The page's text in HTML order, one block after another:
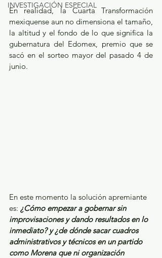
INVESTIGACIÓN ESPECIAL
En realidad, la Cuarta Transformación
mexiquense aun no dimensiona el tamaño,
la altitud y el fondo de lo que significa la
gubernatura del Edomex, premio que se
sacó en el sorteo mayor del pasado 4 de
junio.
En este momento la solución apremiante
es: ¿Cómo empezar a gobernar sin
improvisaciones y dando resultados en lo
inmediato? y ¿de dónde sacar cuadros
administrativos y técnicos en un partido
como Morena que ni organización